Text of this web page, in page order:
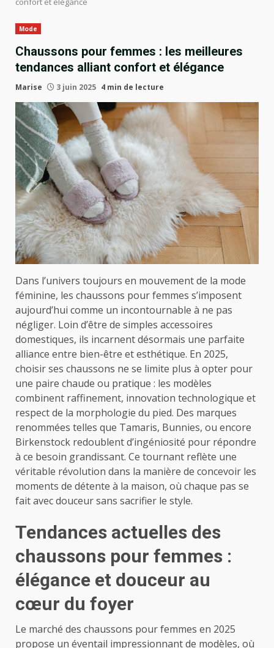
Mode
Chaussons pour femmes : les meilleures
tendances alliant confort et élégance
Marise 3 juin 2025 4 min de lecture
Dans l’univers toujours en mouvement de la mode
féminine, les chaussons pour femmes s’imposent
aujourd’hui comme un incontournable à ne pas
négliger. Loin d’être de simples accessoires
domestiques, ils incarnent désormais une parfaite
alliance entre bien-être et esthétique. En 2025,
choisir ses chaussons ne se limite plus à opter pour
une paire chaude ou pratique : les modèles
combinent raffinement, innovation technologique et
respect de la morphologie du pied. Des marques
renommées telles que Tamaris, Bunnies, ou encore
Birkenstock redoublent d’ingéniosité pour répondre
à ce besoin grandissant. Ce tournant reflète une
véritable révolution dans la manière de concevoir les
moments de détente à la maison, où chaque pas se
fait avec douceur sans sacrifier le style.
Tendances actuelles des
chaussons pour femmes :
élégance et douceur au
cœur du foyer
Le marché des chaussons pour femmes en 2025
propose un éventail impressionnant de modèles, où